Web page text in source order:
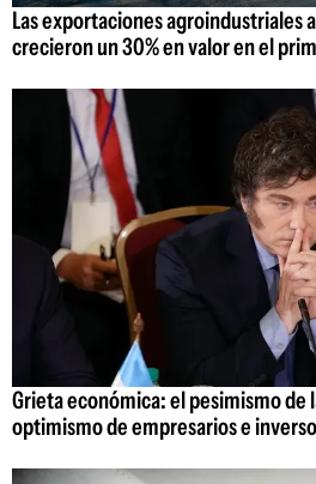
Las exportaciones agroindustriales
crecieron un 30% en valor en el
Grieta económica: el pesimismo de
optimismo de empresarios e